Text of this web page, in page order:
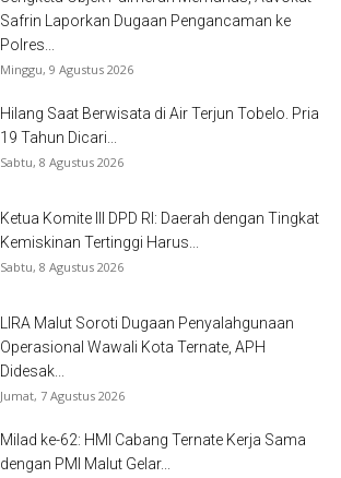
Safrin Laporkan Dugaan Pengancaman ke
Polres...
Minggu, 9 Agustus 2026
Hilang Saat Berwisata di Air Terjun Tobelo. Pria
19 Tahun Dicari...
Sabtu, 8 Agustus 2026
Ketua Komite III DPD RI: Daerah dengan Tingkat
Kemiskinan Tertinggi Harus...
Sabtu, 8 Agustus 2026
LIRA Malut Soroti Dugaan Penyalahgunaan
Operasional Wawali Kota Ternate, APH
Didesak...
Jumat, 7 Agustus 2026
Milad ke-62: HMI Cabang Ternate Kerja Sama
dengan PMI Malut Gelar...